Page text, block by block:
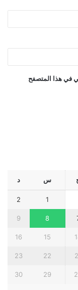
في هذا المتصفح
س د
1
2
8
9
15
16
22
23
29
30